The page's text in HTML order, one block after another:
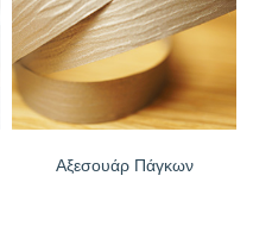
Αξεσουάρ Πάγκων